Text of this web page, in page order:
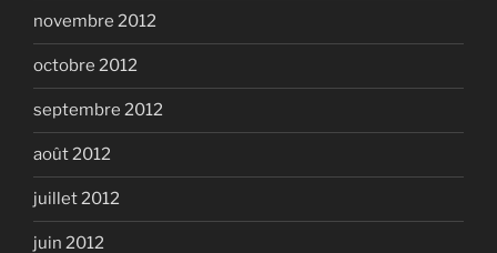
novembre 2012
octobre 2012
septembre 2012
août 2012
juillet 2012
juin 2012